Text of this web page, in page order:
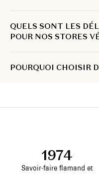
QUELS SONT LES
POUR NOS STORES
POURQUOI CHOISIR
1974
Savoir-faire flamand et